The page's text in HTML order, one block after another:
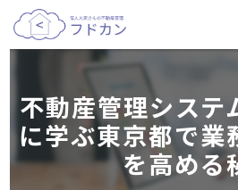
不動産管理システ
に学ぶ東京都で業
を高める